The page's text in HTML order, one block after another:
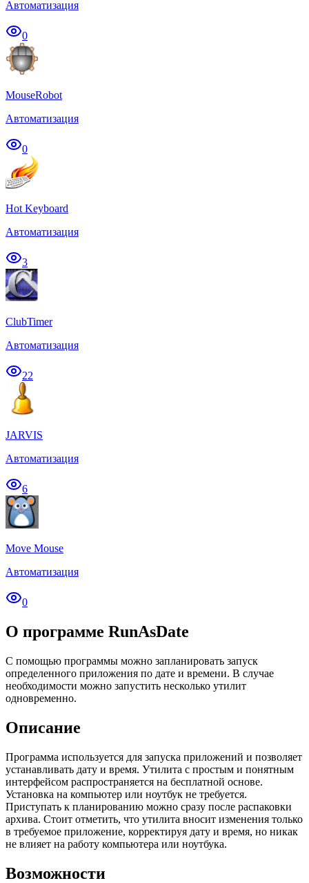
Автоматизация
0
MouseRobot
Автоматизация
0
Hot Keyboard
Автоматизация
3
ClubTimer
Автоматизация
22
JARVIS
Автоматизация
6
Move Mouse
Автоматизация
0
О программе RunAsDate
С помощью программы можно запланировать запуск
определенного приложения по дате и времени. В случае
необходимости можно запустить несколько утилит
одновременно.
Описание
Программа используется для запуска приложений и позволяет
устанавливать дату и время. Утилита с простым и понятным
интерфейсом распространяется на бесплатной основе.
Установка на компьютер или ноутбук не требуется.
Приступать к планированию можно сразу после распаковки
архива. Стоит отметить, что утилита вносит изменения только
в требуемое приложение, корректируя дату и время, но никак
не влияет на работу компьютера или ноутбука.
Возможности